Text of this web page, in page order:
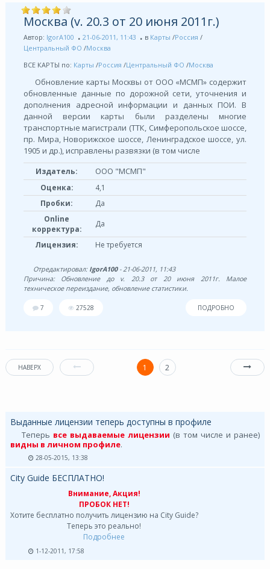
Москва (v. 20.3 от 20 июня 2011г.)
Автор: IgorA100 21-06-2011, 11:43 в Карты /Россия /
Центральный ФО /Москва
ВСЕ КАРТЫ по: Карты /Россия /Центральный ФО /Москва
Обновление карты Москвы от ООО «МСМП» содержит
обновленные данные по дорожной сети, уточнения и
дополнения адресной информации и данных ПОИ. В
данной версии карты были разделены многие
транспортные магистрали (ТТК, Симферопольское шоссе,
пр. Мира, Новорижское шоссе, Ленинградское шоссе, ул.
1905 и др.), исправлены развязки (в том числе
Издатель: ООО "МСМП"
Оценка:
4,1
Пробки:
Да
Online
корректура:
Да
Лицензия: Не требуется
Отредактировал: IgorA100- 21-06-2011, 11:43
Причина: Обновление до v. 20.3 от 20 июня 2011г. Малое
техническое переиздание, обновление статистики.
7 27528 ПОДРОБНО
НАВЕРХ 1 2
Выданные лицензии теперь доступны в профиле
Теперь все выдаваемые лицензии (в том числе и ранее)
видны в личном профиле.
28-05-2015, 13:38
City Guide БЕСПЛАТНО!
Внимание, Акция!
ПРОБОК НЕТ!
Хотите бесплатно получить лицензию на City Guide?
Теперь это реально!
Подробнее
1-12-2011, 17:58